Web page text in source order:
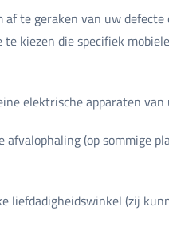
te geraken van uw
kiezen die specifiek
elektrische apparaten
afvalophaling (op sommige
liefdadigheidswinkel (zij